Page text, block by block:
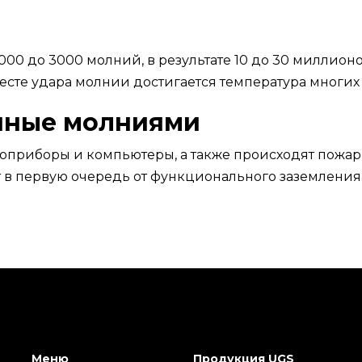
до 3000 молний, в результате 10 до 30
удара молнии достигается температура
молниями
и компьютеры, а также происходят
первую очередь от функционального
Меню Продукция UGS